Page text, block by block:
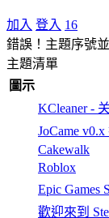
加入 登入 16
錯誤！主題序號
主題清單
圖示
KCleaner -
JoCame
Cakewalk
Roblox
Epic
歡迎來到